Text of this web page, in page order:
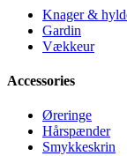
Knager &
Gardin
Vækkeur
Accessories
Øreringe
Hårspænder
Smykkeskrin